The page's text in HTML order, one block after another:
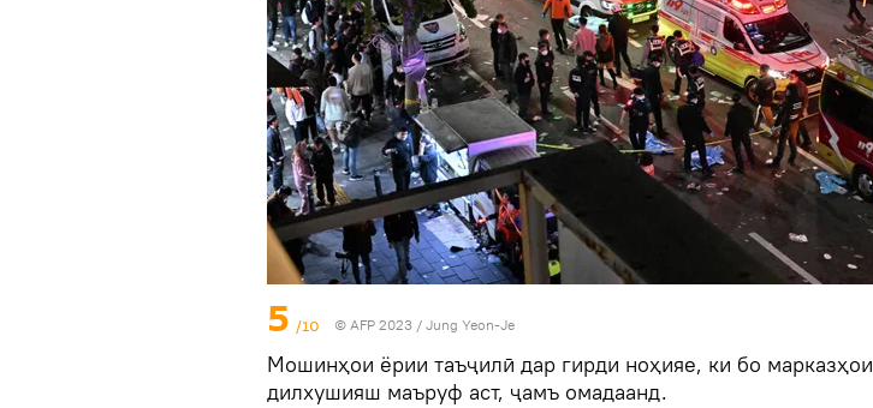
5 /10 © AFP 2023 / Jung Yeon-Je
Мошинҳои ёрии таъҷилӣ дар гирди ноҳияе, ки бо марказҳои
дилхушияш маъруф аст, ҷамъ омадаанд.